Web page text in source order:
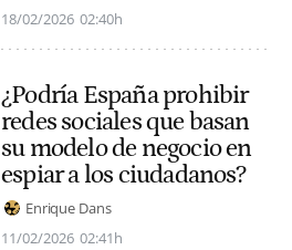
18/02/2026 02:40h
¿Podría España prohibir
redes sociales que basan
su modelo de negocio en
espiar a los ciudadanos?
Enrique Dans
11/02/2026 02:41h